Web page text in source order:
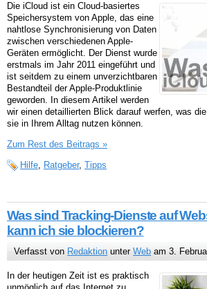
Die iCloud ist ein Cloud-basiertes
Speichersystem von Apple, das eine
nahtlose Synchronisierung von Daten
zwischen verschiedenen Apple-
Geräten ermöglicht. Der Dienst wurde
erstmals im Jahr 2011 eingeführt und
ist seitdem zu einem unverzichtbaren
Bestandteil der Apple-Produktlinie
geworden. In diesem Artikel werden
wir einen detaillierten Blick darauf werfen, was
sie in Ihrem Alltag nutzen können.
Zum Rest des Beitrags »
Hilfe Ratgeber, Tipps
Was sind Tracking-Dienste auf
kann ich sie blockieren?
Verfasst von Redaktion unterWeb am 3.
In der heutigen Zeit ist es praktisch